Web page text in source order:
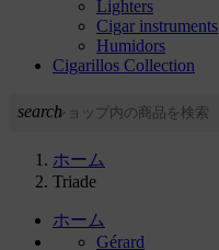
Lighters
Cigar instruments
Humidors
Cigarillos Collection
search
ホーム
Triade
ホーム
Gérard